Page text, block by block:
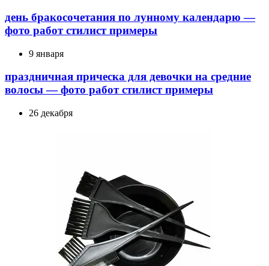
день бракосочетания по лунному календарю —
фото работ стилист примеры
9 января
праздничная прическа для девочки на средние
волосы — фото работ стилист примеры
26 декабря